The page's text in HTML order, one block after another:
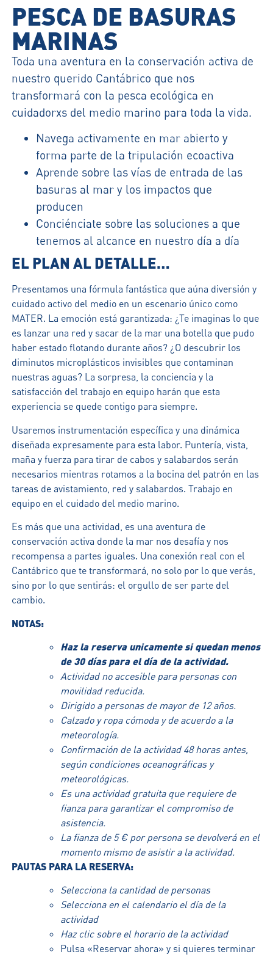
PESCA DE BASURAS
MARINAS
Toda una aventura en la conservación activa de
nuestro querido Cantábrico que nos
transformará con la pesca ecológica en
cuidadorxs del medio marino para toda la vida.
Navega activamente en mar abierto y
forma parte de la tripulación ecoactiva
Aprende sobre las vías de entrada de las
basuras al mar y los impactos que
producen
Conciénciate sobre las soluciones a que
tenemos al alcance en nuestro día a día
EL PLAN AL DETALLE…
Presentamos una fórmula fantástica que aúna diversión y
cuidado activo del medio en un escenario único como
MATER. La emoción está garantizada: ¿Te imaginas lo que
es lanzar una red y sacar de la mar una botella que pudo
haber estado flotando durante años? ¿O descubrir los
diminutos microplásticos invisibles que contaminan
nuestras aguas? La sorpresa, la conciencia y la
satisfacción del trabajo en equipo harán que esta
experiencia se quede contigo para siempre.
Usaremos instrumentación específica y una dinámica
diseñada expresamente para esta labor. Puntería, vista,
maña y fuerza para tirar de cabos y salabardos serán
necesarios mientras rotamos a la bocina del patrón en las
tareas de avistamiento, red y salabardos. Trabajo en
equipo en el cuidado del medio marino.
Es más que una actividad, es una aventura de
conservación activa donde la mar nos desafía y nos
recompensa a partes iguales. Una conexión real con el
Cantábrico que te transformará, no solo por lo que verás,
sino por lo que sentirás: el orgullo de ser parte del
cambio.
NOTAS:
Haz la reserva unicamente si quedan menos
de 30 días para el día de la actividad.
Actividad no accesible para personas con
movilidad reducida.
Dirigido a personas de mayor de 12 años.
Calzado y ropa cómoda y de acuerdo a la
meteorología.
Confirmación de la actividad 48 horas antes,
según condiciones oceanográficas y
meteorológicas.
Es una actividad gratuita que requiere de
fianza para garantizar el compromiso de
asistencia.
La fianza de 5 € por persona se devolverá en el
momento mismo de asistir a la actividad.
PAUTAS PARA LA RESERVA:
Selecciona la cantidad de personas
Selecciona en el calendario el día de la
actividad
Haz clic sobre el horario de la actividad
Pulsa «Reservar ahora» y si quieres terminar